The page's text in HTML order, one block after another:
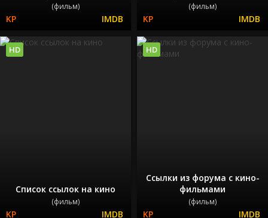
(фильм) (фильм)
Список ссылок на кино
(фильм)
HD
Ссылки из форума с кино-
фильмами
(фильм)
HD